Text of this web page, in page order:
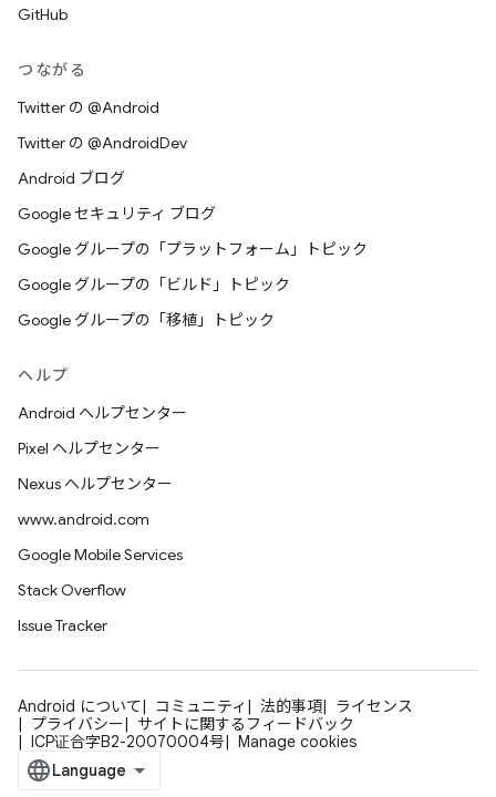
GitHub
つながる
Twitter の @Android
Twitter の @AndroidDev
Android ブログ
Google セキュリティ ブログ
Google グループの「プラットフォーム」トピック
Google グループの「ビルド」トピック
Google グループの「移植」トピック
ヘルプ
Android ヘルプセンター
Pixel ヘルプセンター
Nexus ヘルプセンター
www.android.com
Google Mobile Services
Stack Overflow
Issue Tracker
Android について コミュニティ 法的事項
ライセンス
プライバシー
サイトに関するフィードバック
ICP证合字B2-20070004号
Manage cookies